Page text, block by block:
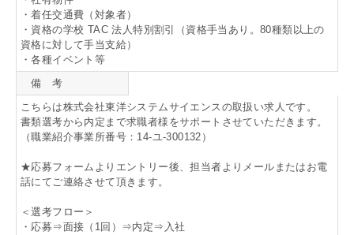
・着任交通費（対象者）
・資格の学校 TAC 法人特別割引（資格手当あり。80種類以上の
資格に対して手当支給）
・各種イベント等
備 考
こちらは株式会社東洋システムサイエンスの取扱い求人です。
書類選考から内定まで求職者様をサポートさせていただきます。
（職業紹介事業所番号：14-ユ-300132）
★応募フォームよりエントリー後、担当者よりメールまたはお電
話にてご連絡させて頂きます。
＜選考フロー＞
・応募⇒面接（1回）⇒内定⇒入社